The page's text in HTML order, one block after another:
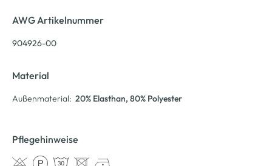
AWG Artikelnummer
904926-00
Material
Außenmaterial: 20% Elasthan, 80% Polyester
Pflegehinweise